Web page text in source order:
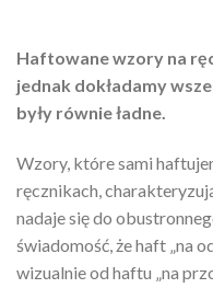
Haftowane wzory na
jednak dokładamy
były równie ładne.
Wzory, które sami
ręcznikach,
nadaje się do
świadomość, że haft „na
wizualnie od haftu „na